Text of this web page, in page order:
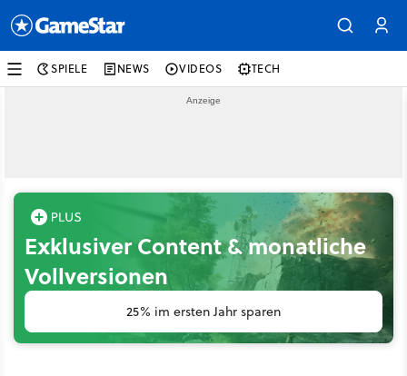
SPIELE NEWS VIDEOS TECH
Exklusiver Content & monatliche
Vollversionen
25% im ersten Jahr sparen